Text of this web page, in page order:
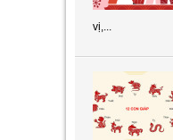
vị,...